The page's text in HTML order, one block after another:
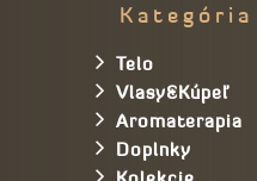
Kategória
Telo
Vlasy&Kúpeľ
Aromaterapia
Doplnky